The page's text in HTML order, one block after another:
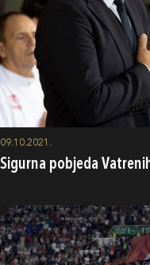
09.10.2021.
Sigurna pobjeda